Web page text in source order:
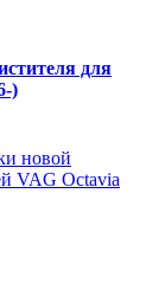
для
)
новой
VAG Octavia